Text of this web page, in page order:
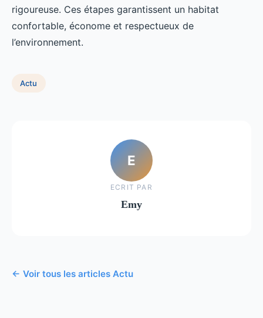
rigoureuse. Ces étapes garantissent un habitat
confortable, économe et respectueux de
l’environnement.
Actu
E
ECRIT PAR
Emy
← Voir tous les articles Actu